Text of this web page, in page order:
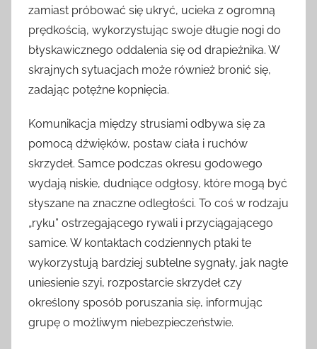
zamiast próbować się ukryć, ucieka z ogromną
prędkością, wykorzystując swoje długie nogi do
błyskawicznego oddalenia się od drapieżnika. W
skrajnych sytuacjach może również bronić się,
zadając potężne kopnięcia.
Komunikacja między strusiami odbywa się za
pomocą dźwięków, postaw ciała i ruchów
skrzydeł. Samce podczas okresu godowego
wydają niskie, dudniące odgłosy, które mogą być
słyszane na znaczne odległości. To coś w rodzaju
„ryku” ostrzegającego rywali i przyciągającego
samice. W kontaktach codziennych ptaki te
wykorzystują bardziej subtelne sygnały, jak nagłe
uniesienie szyi, rozpostarcie skrzydeł czy
określony sposób poruszania się, informując
grupę o możliwym niebezpieczeństwie.